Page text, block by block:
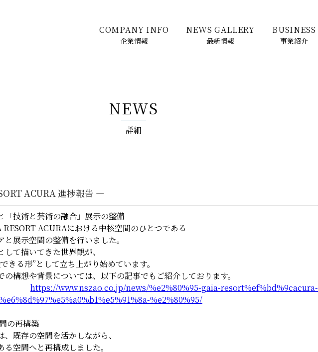
COMPANY INFO
企業情報
NEWS GALLERY
最新情報
BUSINESS
事業紹介
NEWS
詳細
ACURA 進捗報告 ―
「技術と芸術の融合」展示の整備
ACURAにおける中核空間のひとつである
と展示空間の整備を行いました。
して描いてきた世界観が、
きる形”として立ち上がり始めています。
の構想や背景については、以下の記事でもご紹介しております。
https://www.nszao.co.jp/news/%e2%80%95-gaia-resort%ef%bd%9cacura-
%e2%80%95/
の再構築
既存の空間を活かしながら、
る空間へと再構成しました。